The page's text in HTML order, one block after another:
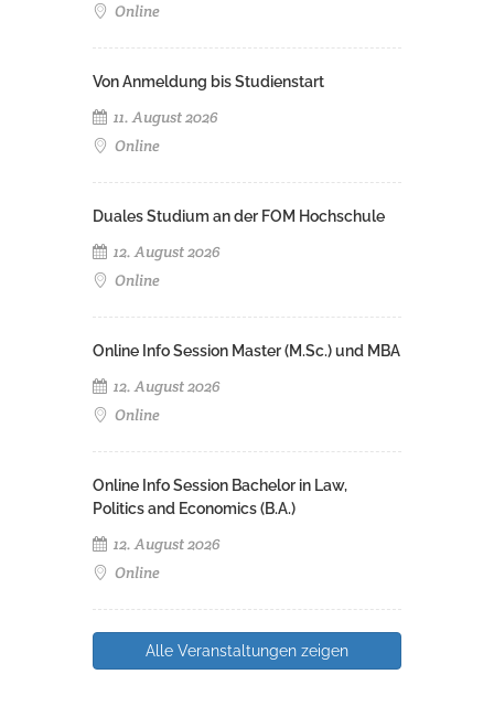
Online
Von Anmeldung bis Studienstart
11. August 2026
Online
Duales Studium an der FOM Hochschule
12. August 2026
Online
Online Info Session Master (M.Sc.) und MBA
12. August 2026
Online
Online Info Session Bachelor in Law,
Politics and Economics (B.A.)
12. August 2026
Online
Alle Veranstaltungen zeigen